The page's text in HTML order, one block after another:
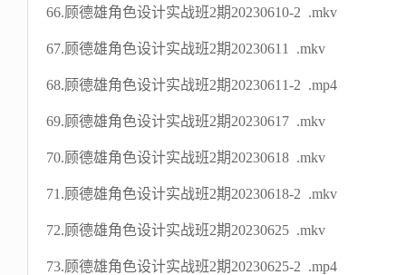
66.顾德雄角色设计实战班2期20230610-2 .mkv
67.顾德雄角色设计实战班2期20230611 .mkv
68.顾德雄角色设计实战班2期20230611-2 .mp4
69.顾德雄角色设计实战班2期20230617 .mkv
70.顾德雄角色设计实战班2期20230618 .mkv
71.顾德雄角色设计实战班2期20230618-2 .mkv
72.顾德雄角色设计实战班2期20230625 .mkv
73.顾德雄角色设计实战班2期20230625-2 .mp4